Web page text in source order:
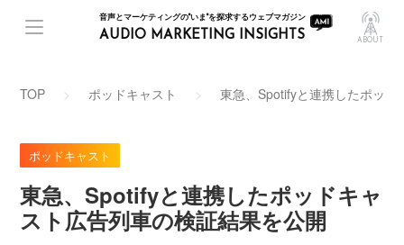
音声とマーケティングの"いま"を探求するウェブマガジン
AUDIO MARKETING INSIGHTS ABOUT
TOP ポッドキャスト 東急、Spotifyと連携したポッ
ポッドキャスト
東急、Spotifyと連携したポッドキャ
スト広告列車の検証結果を公開